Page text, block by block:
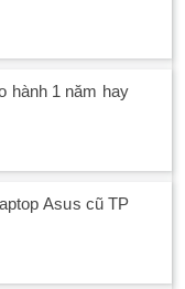
hành 1 năm hay
Asus cũ TP